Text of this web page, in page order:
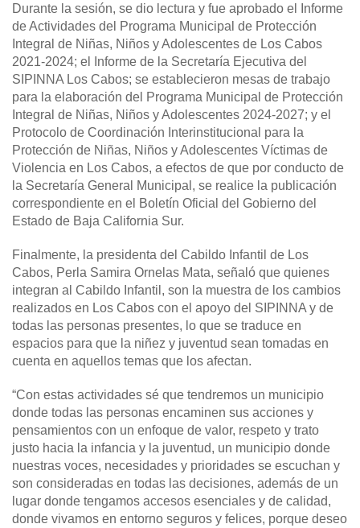
Durante la sesión, se dio lectura y fue aprobado el Informe
de Actividades del Programa Municipal de Protección
Integral de Niñas, Niños y Adolescentes de Los Cabos
2021-2024; el Informe de la Secretaría Ejecutiva del
SIPINNA Los Cabos; se establecieron mesas de trabajo
para la elaboración del Programa Municipal de Protección
Integral de Niñas, Niños y Adolescentes 2024-2027; y el
Protocolo de Coordinación Interinstitucional para la
Protección de Niñas, Niños y Adolescentes Víctimas de
Violencia en Los Cabos, a efectos de que por conducto de
la Secretaría General Municipal, se realice la publicación
correspondiente en el Boletín Oficial del Gobierno del
Estado de Baja California Sur.
Finalmente, la presidenta del Cabildo Infantil de Los
Cabos, Perla Samira Ornelas Mata, señaló que quienes
integran al Cabildo Infantil, son la muestra de los cambios
realizados en Los Cabos con el apoyo del SIPINNA y de
todas las personas presentes, lo que se traduce en
espacios para que la niñez y juventud sean tomadas en
cuenta en aquellos temas que los afectan.
“Con estas actividades sé que tendremos un municipio
donde todas las personas encaminen sus acciones y
pensamientos con un enfoque de valor, respeto y trato
justo hacia la infancia y la juventud, un municipio donde
nuestras voces, necesidades y prioridades se escuchan y
son consideradas en todas las decisiones, además de un
lugar donde tengamos accesos esenciales y de calidad,
donde vivamos en entorno seguros y felices, porque deseo